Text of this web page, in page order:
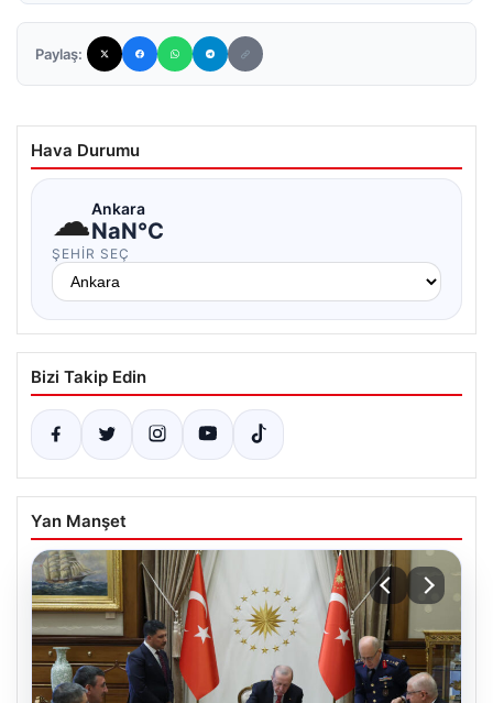
Paylaş:
Hava Durumu
☁Ankara
NaN°C
ŞEHIR SEÇ
Bizi Takip Edin
Yan Manşet